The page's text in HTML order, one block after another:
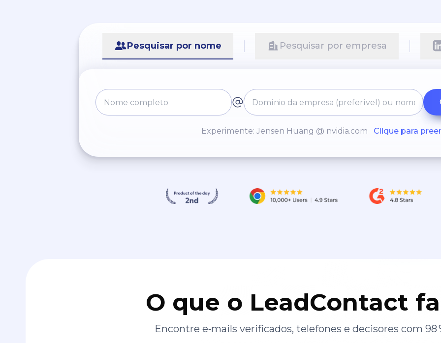
Pesquisar por nome Pesquisar por empresa
Experimente: Jensen Huang @ nvidia.com Clique para
O que o LeadContact
Encontre e‑mails verificados, telefones e decisores com 98